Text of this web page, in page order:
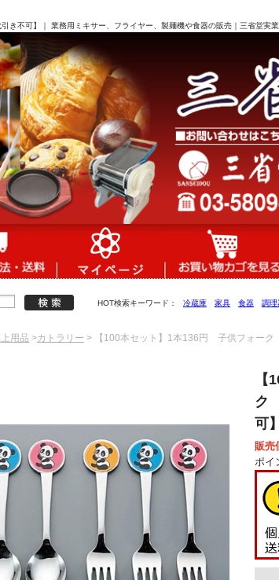
可】｜ 業務用ミキサー、フライヤー、製麺機や食器の販売｜三省堂実業
HOT検索キーワード： 冷蔵庫 家具 食器 調理
用品 >カトラリー > 【100本セット】1本136円 子供フォー
ク
可】
販売
ポイ